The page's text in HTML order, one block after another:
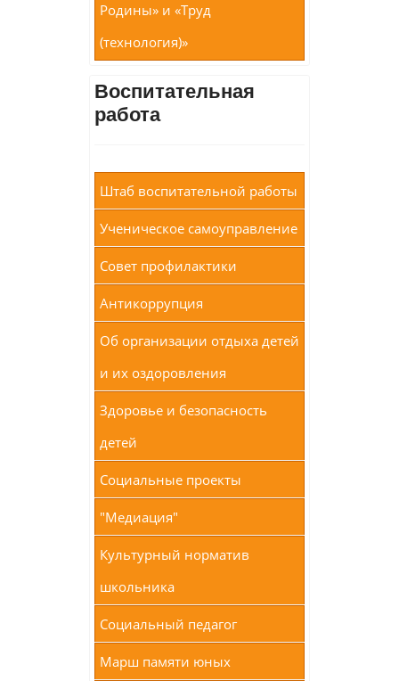
Родины» и «Труд
(технология)»
Воспитательная
работа
Штаб воспитательной работы
Ученическое самоуправление
Совет профилактики
Антикоррупция
Об организации отдыха детей
и их оздоровления
Здоровье и безопасность
детей
Социальные проекты
"Медиация"
Культурный норматив
школьника
Социальный педагог
Марш памяти юных